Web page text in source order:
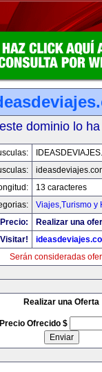
dominio lo
13 caracteres
Viajes,Turismo y
Precio:
Realizar una
Visitar!
Serán consideradas
Realizar una Oferta
Precio Ofrecido $